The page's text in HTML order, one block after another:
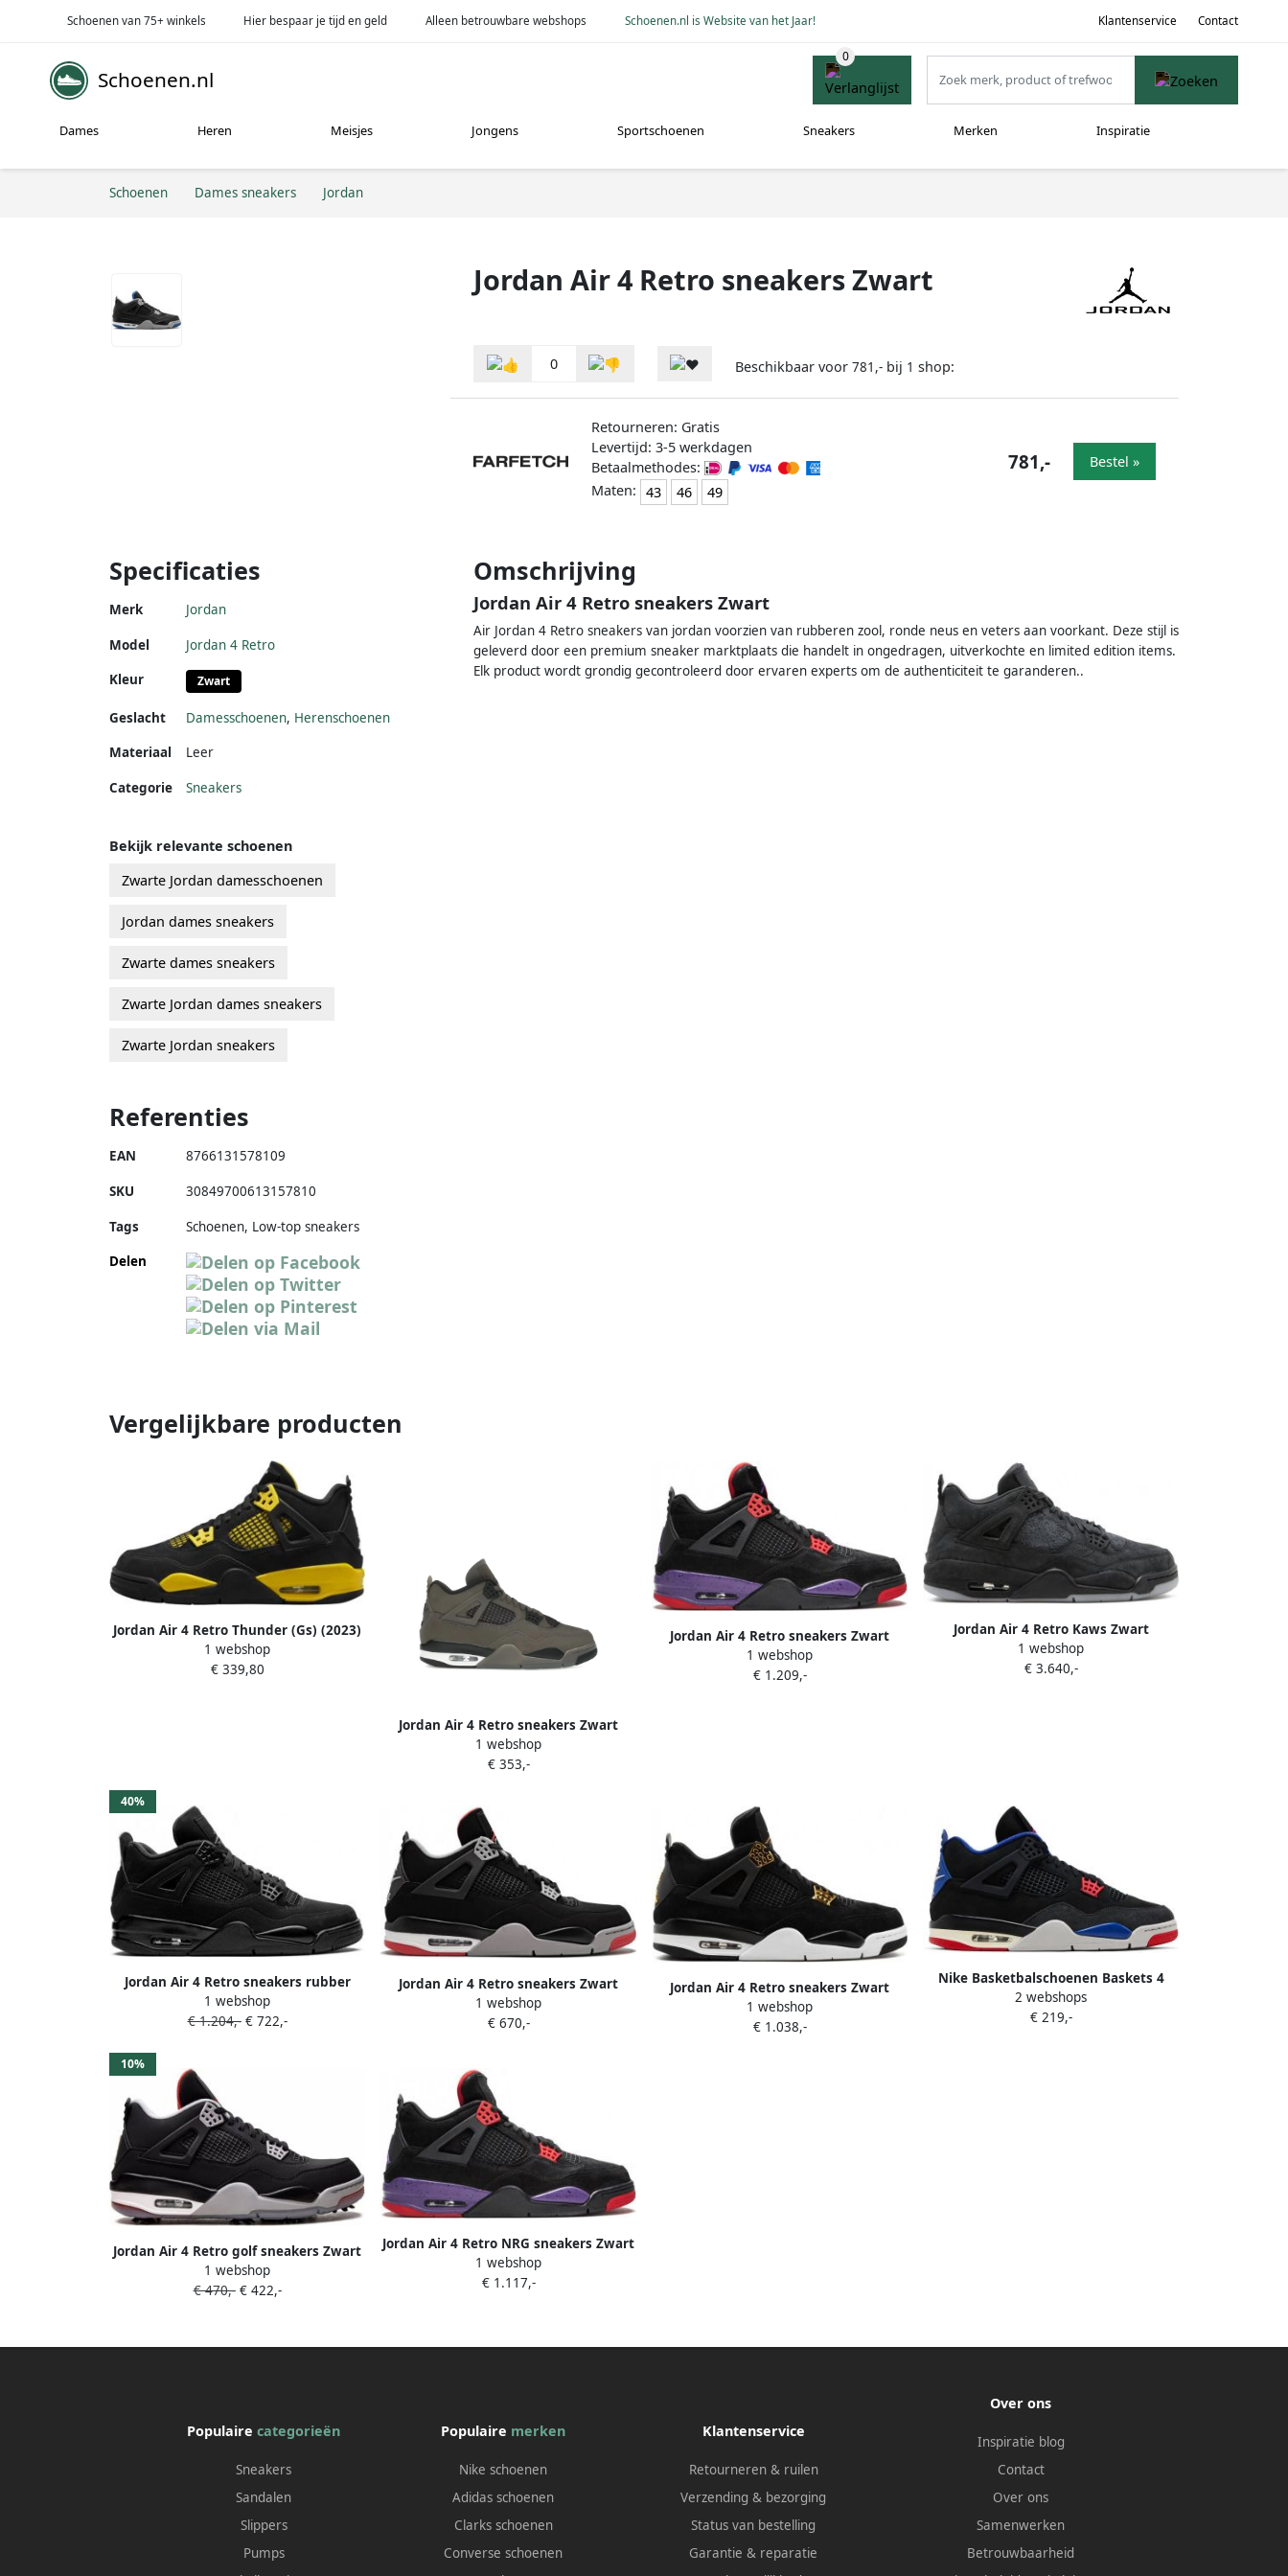
Schoenen van 75+ winkels Hier bespaar je tijd en geld Alleen betrouwbare webshops Schoenen.nl is Website van het Jaar! Klantenservice Contact
Schoenen.nl
Dames Heren Meisjes Jongens Sportschoenen Sneakers Merken Inspiratie
Schoenen Dames sneakers Jordan
Jordan Air 4 Retro sneakers Zwart
0 Beschikbaar voor 781,- bij 1 shop:
Retourneren: Gratis
Levertijd: 3-5 werkdagen
Betaalmethodes:
Maten: 43 46 49
781,- Bestel »
Specificaties
Merk Jordan
Model
Jordan 4 Retro
Kleur
Zwart
Geslacht Damesschoenen, Herenschoenen
Materiaal
Leer
Categorie Sneakers
Omschrijving
Jordan Air 4 Retro sneakers Zwart
Air Jordan 4 Retro sneakers van jordan voorzien van rubberen zool, ronde neus en veters aan voorkant. Deze stijl is
geleverd door een premium sneaker marktplaats die handelt in ongedragen, uitverkochte en limited edition items.
Elk product wordt grondig gecontroleerd door ervaren experts om de authenticiteit te garanderen..
Bekijk relevante schoenen
Zwarte Jordan damesschoenen
Jordan dames sneakers
Zwarte dames sneakers
Zwarte Jordan dames sneakers
Zwarte Jordan sneakers
Referenties
EAN 8766131578109
SKU 30849700613157810
Tags
Schoenen, Low-top sneakers
Delen
Vergelijkbare producten
Jordan Air 4 Retro Thunder (Gs) (2023)
Black
1 webshop
€ 339,80
Jordan Air 4 Retro sneakers Zwart
1 webshop
€ 353,-
Jordan Air 4 Retro sneakers Zwart
1 webshop
€ 1.209,-
Jordan Air 4 Retro Kaws Zwart
1 webshop
€ 3.640,-
40%
Jordan Air 4 Retro sneakers rubber
suède nylon Polyester 10.5 Zwart
1 webshop
€ 1.204,-€ 722,-
Jordan Air 4 Retro sneakers Zwart
1 webshop
€ 670,-
Jordan Air 4 Retro sneakers Zwart
1 webshop
€ 1.038,-
Nike Basketbalschoenen Baskets 4
retro rare air cuir
2 webshops
€ 219,-
10%
Jordan Air 4 Retro golf sneakers Zwart
1 webshop
€ 470,-€ 422,-
Jordan Air 4 Retro NRG sneakers Zwart
1 webshop
€ 1.117,-
Populairecategorieën
Sneakers
Sandalen
Slippers
Pumps
Populaire merken
Nike schoenen
Adidas schoenen
Clarks schoenen
Converse schoenen
Klantenservice
Retourneren & ruilen
Verzending & bezorging
Status van bestelling
Garantie & reparatie
Over ons
Inspiratie blog
Contact
Over ons
Samenwerken
Betrouwbaarheid